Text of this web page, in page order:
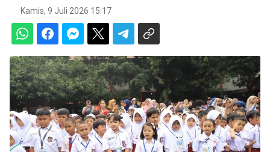
Kamis, 9 Juli 2026 15:17